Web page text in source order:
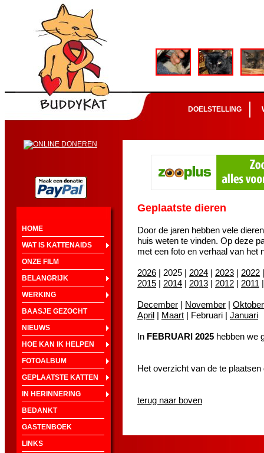
DOELSTELLING
HOME
WAT IS KATTENAIDS
ONZE FILM
BELANGRIJK
WERKING
BAASJE GEZOCHT
NIEUWS
HOE KAN IK HELPEN
FOTOALBUM
GEPLAATSTE KATTEN
IN HERINNERING
BEDANKT
GASTENBOEK
LINKS
Geplaatste dieren
Door de jaren hebben vele
huis weten te vinden. Op deze
met een foto en verhaal van het
2026 | 2025 | 2024 | 2023 | 2022
2015 | 2014 | 2013 | 2012 | 2011
December | November | Oktober
April | Maart | Februari | Januari
In FEBRUARI 2025 hebben we
Het overzicht van de te
terug naar boven